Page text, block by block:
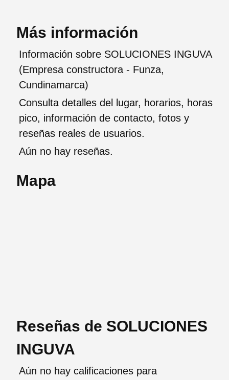
Más información
Información sobre SOLUCIONES INGUVA
(Empresa constructora - Funza,
Cundinamarca)
Consulta detalles del lugar, horarios, horas
pico, información de contacto, fotos y
reseñas reales de usuarios.
Aún no hay reseñas.
Mapa
Reseñas de SOLUCIONES
INGUVA
Aún no hay calificaciones para